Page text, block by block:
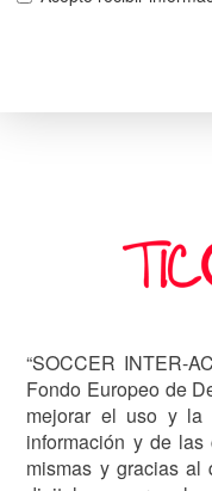
“SOCCER INTER-
Fondo Europeo de
mejorar el uso y la
información y de
mismas y gracias al